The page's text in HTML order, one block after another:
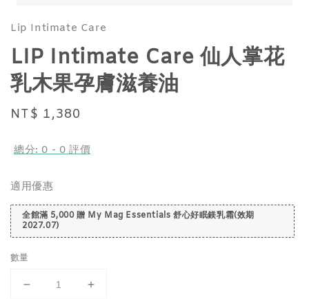
Lip Intimate Care
LIP Intimate Care 仙人掌花
乳木果孕膚滋養油
Regular
NT$ 1,380
總分: 0 - 0 評價
適用優惠
全館滿 5,000 贈 My Mag Essentials 舒心好眠鎂乳霜(效期
2027.07)
數量